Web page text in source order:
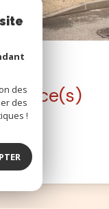
pièce(s)
m²
des
des
!